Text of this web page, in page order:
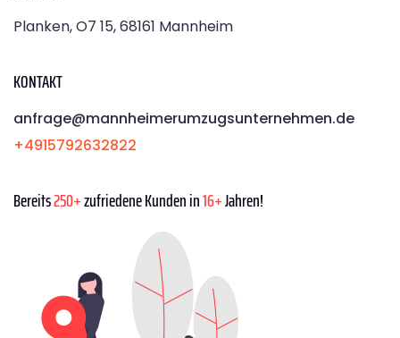
Planken, O7 15, 68161 Mannheim
KONTAKT
anfrage@mannheimerumzugsunternehmen.de
+4915792632822
Bereits250+zufriedene Kunden in16+Jahren!